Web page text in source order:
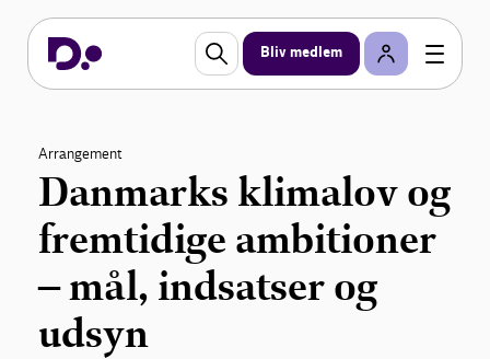
Bliv medlem
Arrangement
Danmarks klimalov og
fremtidige ambitioner
– mål, indsatser og
udsyn